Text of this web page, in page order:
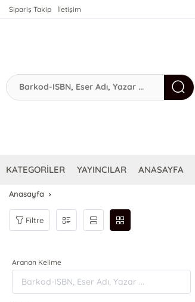
Sipariş Takip İletişim
KATEGORİLER YAYINCILAR ANASAYFA
Anasayfa
Filtre
Aranan Kelime